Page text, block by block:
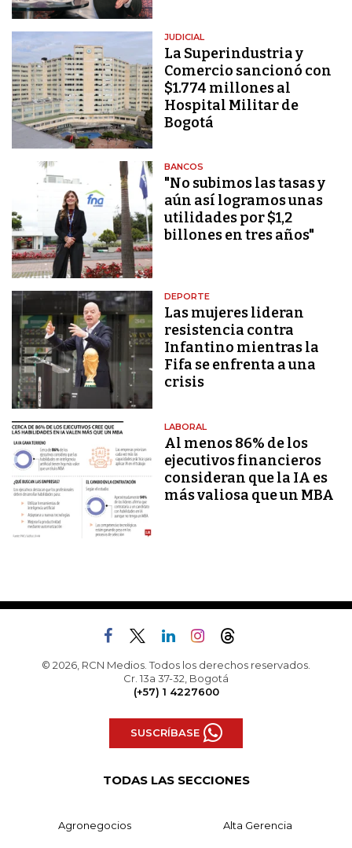
JUDICIAL
La Superindustria y
Comercio sancionó con
$1.774 millones al
Hospital Militar de
Bogotá
BANCOS
"No subimos las tasas y
aún así logramos unas
utilidades por $1,2
billones en tres años"
DEPORTE
Las mujeres lideran
resistencia contra
Infantino mientras la
Fifa se enfrenta a una
crisis
LABORAL
Al menos 86% de los
ejecutivos financieros
consideran que la IA es
más valiosa que un MBA
© 2026, RCN Medios. Todos los derechos reservados.
Cr. 13a 37-32, Bogotá
(+57) 1 4227600
SUSCRÍBASE
TODAS LAS SECCIONES
Agronegocios Alta Gerencia